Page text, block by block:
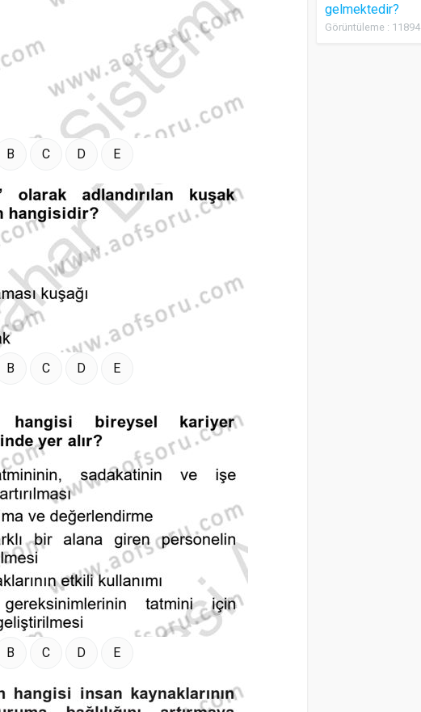
B C D E
B C D E
B C D E
gelmektedir?
Görüntüleme : 11894